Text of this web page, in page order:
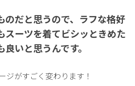
のだと思うので、ラフな格好
スーツを着てビシッときめた
いと思うんです。
ジがすごく変わります！